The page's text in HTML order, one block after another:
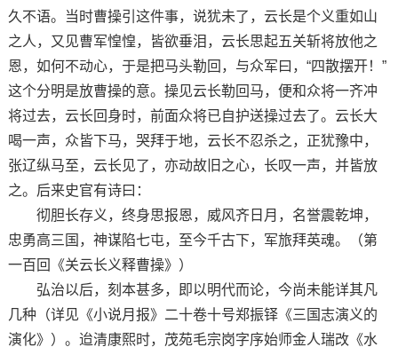
久不语。当时曹操引这件事，说犹未了，云长是个义重如山
之人，又见曹军惶惶，皆欲垂泪，云长思起五关斩将放他之
恩，如何不动心，于是把马头勒回，与众军曰，“四散摆开！”
这个分明是放曹操的意。操见云长勒回马，便和众将一齐冲
将过去，云长回身时，前面众将已自护送操过去了。云长大
喝一声，众皆下马，哭拜于地，云长不忍杀之，正犹豫中，
张辽纵马至，云长见了，亦动故旧之心，长叹一声，并皆放
之。后来史官有诗曰：
彻胆长存义，终身思报恩，威风齐日月，名誉震乾坤，
忠勇高三国，神谋陷七屯，至今千古下，军旅拜英魂。（第
一百回《关云长义释曹操》）
弘治以后，刻本甚多，即以明代而论，今尚未能详其凡
几种（详见《小说月报》二十卷十号郑振铎《三国志演义的
演化》）。迨清康熙时，茂苑毛宗岗字序始师金人瑞改《水